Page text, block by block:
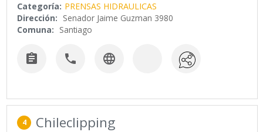
Categoría: PRENSAS HIDRAULICAS
Dirección: Senador Jaime Guzman 3980
Comuna: Santiago
  
4 Chileclipping